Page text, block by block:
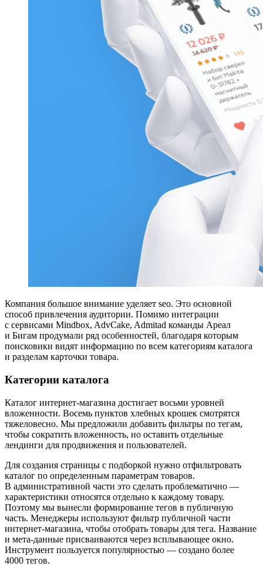
Компания большое внимание уделяет seo. Это основной
способ привлечения аудитории. Помимо интеграции
с сервисами Mindbox, AdvCake, Admitad команды Ареал
и Бигам продумали ряд особенностей, благодаря которым
поисковики видят информацию по всем категориям каталога
и разделам карточки товара.
Категории каталога
Каталог интернет-магазина достигает восьми уровней
вложенности. Восемь пунктов хлебных крошек смотрятся
тяжеловесно. Мы предложили добавить фильтры по тегам,
чтобы сократить вложенность, но оставить отдельные
лендинги для продвижения и пользователей.
Для создания страницы с подборкой нужно отфильтровать
каталог по определенным параметрам товаров.
В административной части это сделать проблематично —
характеристики относятся отдельно к каждому товару.
Поэтому мы вынесли формирование тегов в публичную
часть. Менеджеры используют фильтр публичной части
интернет-магазина, чтобы отобрать товары для тега. Название
и мета-данные присваиваются через всплывающее окно.
Инструмент пользуется популярностью — создано более
4000 тегов.